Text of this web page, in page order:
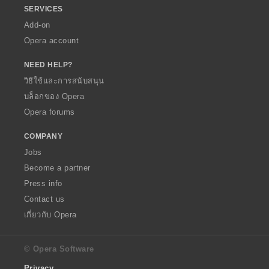
SERVICES
Add-on
Opera account
NEED HELP?
วิธีใช้และการสนับสนุน
บล็อกของ Opera
Opera forums
COMPANY
Jobs
Become a partner
Press info
Contact us
เกี่ยวกับ Opera
© Opera Software